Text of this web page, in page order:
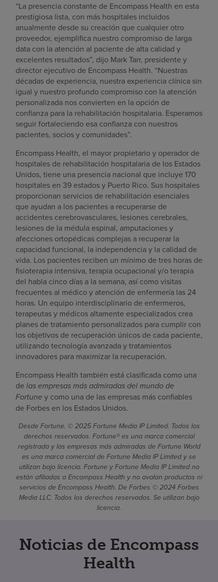
“La presencia constante de Encompass Health en esta
prestigiosa lista, con más hospitales incluidos
anualmente desde su creación que cualquier otro
proveedor, ejemplifica nuestro compromiso de larga
data con la atención al paciente de alta calidad y
excelentes resultados”, dijo Mark Tarr, presidente y
director ejecutivo de Encompass Health. “Nuestras
décadas de experiencia, nuestra experiencia clínica sin
igual y nuestro profundo compromiso con la atención
personalizada nos convierten en la opción de
confianza para la rehabilitación hospitalaria. Esperamos
seguir fortaleciendo esa confianza con nuestros
pacientes, socios y comunidades”.
Encompass Health, el mayor propietario y operador de
hospitales de rehabilitación hospitalaria de los Estados
Unidos, tiene una presencia nacional que incluye 170
hospitales en 39 estados y Puerto Rico. Sus hospitales
proporcionan servicios de rehabilitación esenciales
que ayudan a los pacientes a recuperarse de
accidentes cerebrovasculares, lesiones cerebrales,
lesiones de la médula espinal, amputaciones y
afecciones ortopédicas complejas a recuperar la
capacidad funcional, la independencia y la calidad de
vida. Los pacientes reciben un mínimo de tres horas de
fisioterapia intensiva, terapia ocupacional y/o terapia
del habla cinco días a la semana, así como visitas
frecuentes al médico y atención de enfermería las 24
horas. Un equipo interdisciplinario de enfermeros,
terapeutas y médicos altamente especializados crea
planes de tratamiento personalizados para cumplir con
los objetivos de recuperación únicos de cada paciente,
utilizando tecnología avanzada y tratamientos
innovadores para maximizar la recuperación.
Encompass Health también está clasificada como una
de las empresas más admiradas del mundo de
Fortune y como una de las empresas más confiables
de Forbes en los Estados Unidos.
Desde Fortune. © 2025 Fortune Media IP Limited. Todos los
derechos reservados. Fortune® es una marca comercial
registrada y las empresas más admiradas de Fortune World
es una marca comercial de Fortune Media IP Limited y se
utilizan bajo licencia. Fortune y Fortune Media IP Limited no
están afiliadas a Encompass Health y no avalan productos ni
servicios de Encompass Health. De Forbes © 2024 Forbes
Media LLC. Todos los derechos reservados. Se utilizan bajo
licencia.
Noticias de Encompass
Health